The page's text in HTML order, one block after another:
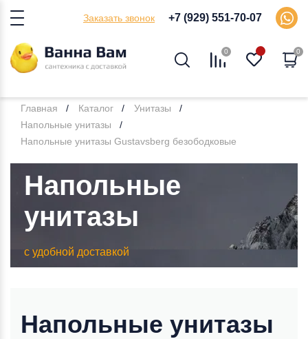
Заказать звонок +7 (929) 551-70-07
0 0
Главная Каталог
Унитазы
Напольные унитазы
Напольные унитазы Gustavsberg безободковые
Напольные
унитазы
с удобной доставкой
Напольные унитазы